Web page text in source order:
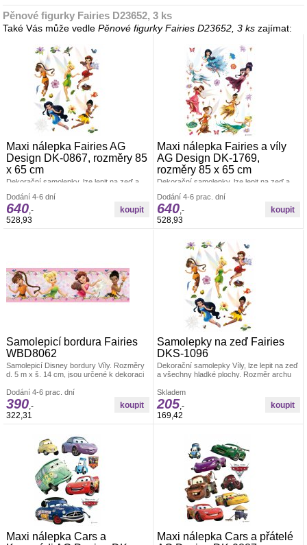
Pěnové figurky Fairies D23652, 3 ks
Také Vás může vedlePěnové figurky Fairies D23652, 3 ks zajímat:
Maxi nálepka Fairies AG
Design DK-0867, rozměry 85
x 65 cm
Dekorační samolepky, lze lepit na zeď a
x 65 cm. Pokud je pevná zeď, tak lze lepit i
opakovaně. nálepky se aplikují jednotlivě.
Záleží jen na Vás, jak pokojíček
vydekorujete. Materiál bez ftalátů.
Dodání 4-6 dní
640 ,-
528,93
Maxi nálepka Fairies a víly
AG Design DK-1769,
rozměry 85 x 65 cm
Dekorační samolepky, lze lepit na zeď a
x 65 cm. Pokud je pevná zeď, tak lze lepit i
opakovaně. nálepky se aplikují jednotlivě.
Záleží jen na Vás, jak pokojíček
vydekorujete. Materiál bez ftalátů.
Dodání 4-6 prac. dní
640,-
528,93
Samolepicí bordura Fairies
WBD8062
Samolepicí Disney bordury Víly. Rozměry
d. 5 m x š. 14 cm, jsou určené k dekoraci
nezanechávají stopy. Český výrobek.
Dodání 4-6 prac. dní
390 ,-
322,31
Samolepky na zeď Fairies
DKS-1096
Dekorační samolepky Víly, lze lepit na zeď
a všechny hladké plochy. Rozměr archu
lepit i opakovaně. nálepky se aplikují
jednotlivě. Záleží jen na Vás, jak pokojíček
vydekorujete. Materiál bez ftalátů.
Vyrobeno v ČR.
Skladem
205,-
169,42
Maxi nálepka Cars a
Maxi nálepka Cars a přátelé